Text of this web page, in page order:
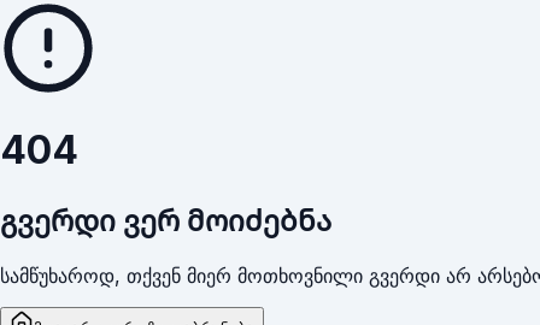
404
გვერდი ვერ მოიძებნა
სამწუხაროდ, თქვენ მიერ მოთხოვნილი გვერდი არ